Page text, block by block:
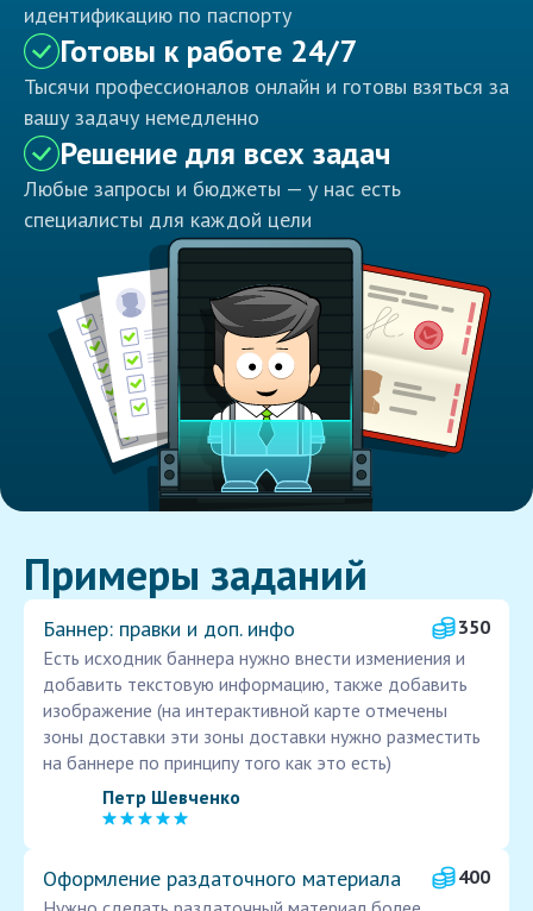
идентификацию по паспорту
Готовы к работе 24/7
Тысячи профессионалов онлайн и готовы взяться за
вашу задачу немедленно
Решение для всех задач
Любые запросы и бюджеты — у нас есть
специалисты для каждой цели
Примеры заданий
Баннер: правки и доп. инфо
350
Есть исходник баннера нужно внести измениения и
добавить текстовую информацию, также добавить
изображение (на интерактивной карте отмечены
зоны доставки эти зоны доставки нужно разместить
на баннере по принципу того как это есть)
Петр Шевченко
Оформление раздаточного материала
400